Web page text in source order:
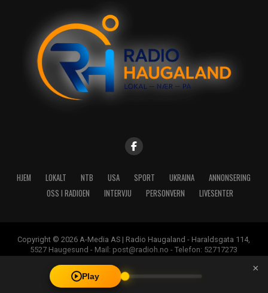
HJEM LOKALT NTB USA SPORT UKRAINA
ANNONSERING
OSS I RADIOEN
INTERVJU PERSONVERN LIVESENTER
Copyright © 2026 A-Media AS | Radio Haugaland - Haraldsgata 114,
5527 Haugesund - Mail: post@radioh.no - Telefon: 52717273
Play
×